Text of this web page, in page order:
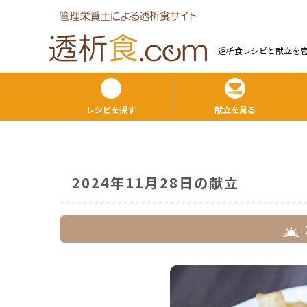
透析食レシピと献⽴を
レシピを探す 献立を見る
2024年11月28日の献立